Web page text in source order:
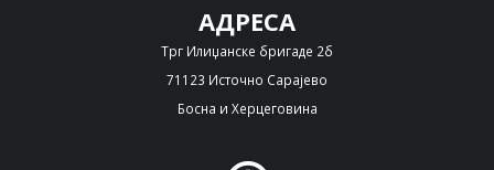
АДРЕСА
Трг Илиџанске бригаде 2б
71123 Источно Сарајево
Босна и Херцеговина